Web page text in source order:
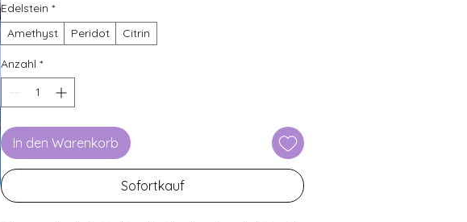
Edelstein *
Amethyst
Peridot Citrin
Anzahl *
In den Warenkorb
Sofortkauf